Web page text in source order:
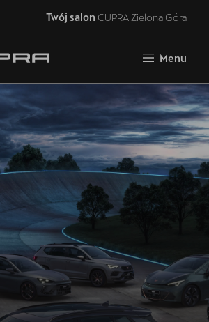
Twój salon CUPRA Zielona Góra
Menu
od ręki